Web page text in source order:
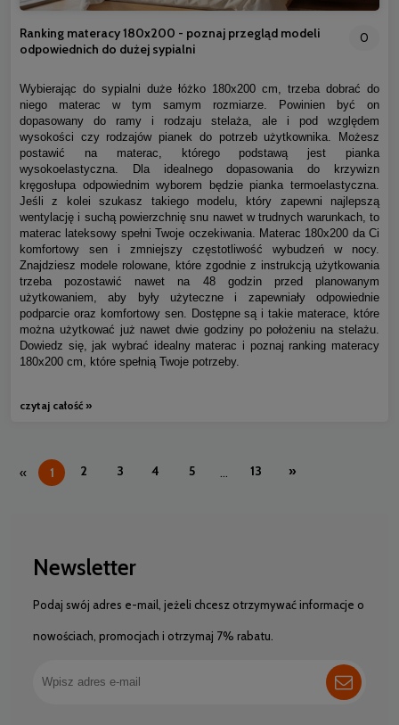
Ranking materacy 180x200 - poznaj przegląd modeli
odpowiednich do dużej sypialni
0
Wybierając do sypialni duże łóżko 180x200 cm, trzeba dobrać do
niego materac w tym samym rozmiarze. Powinien być on
dopasowany do ramy i rodzaju stelaża, ale i pod względem
wysokości czy rodzajów pianek do potrzeb użytkownika. Możesz
postawić na materac, którego podstawą jest pianka
wysokoelastyczna. Dla idealnego dopasowania do krzywizn
kręgosłupa odpowiednim wyborem będzie pianka termoelastyczna.
Jeśli z kolei szukasz takiego modelu, który zapewni najlepszą
wentylację i suchą powierzchnię snu nawet w trudnych warunkach, to
materac lateksowy spełni Twoje oczekiwania. Materac 180x200 da Ci
komfortowy sen i zmniejszy częstotliwość wybudzeń w nocy.
Znajdziesz modele rolowane, które zgodnie z instrukcją użytkowania
trzeba pozostawić nawet na 48 godzin przed planowanym
użytkowaniem, aby były użyteczne i zapewniały odpowiednie
podparcie oraz komfortowy sen. Dostępne są i takie materace, które
można użytkować już nawet dwie godziny po położeniu na stelażu.
Dowiedz się, jak wybrać idealny materac i poznaj ranking materacy
180x200 cm, które spełnią Twoje potrzeby.
czytaj całość »
« 1 2 3 4 5 ... 13 »
Newsletter
Podaj swój adres e-mail, jeżeli chcesz otrzymywać informacje o
nowościach, promocjach i otrzymaj 7% rabatu.